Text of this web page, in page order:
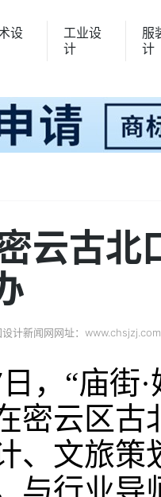
设
工业设
计
服
计
云古
设计新闻网网址：www.chsjzj.com
，“庙街
密云区古
、文旅